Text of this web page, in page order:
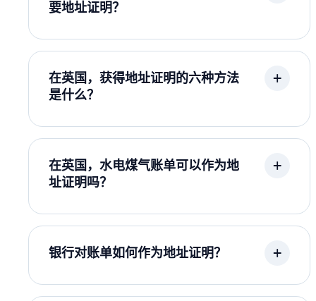
要地址证明？
在英国，获得地址证明的六种方法
是什么？
在英国，水电煤气账单可以作为地
址证明吗？
银行对账单如何作为地址证明？